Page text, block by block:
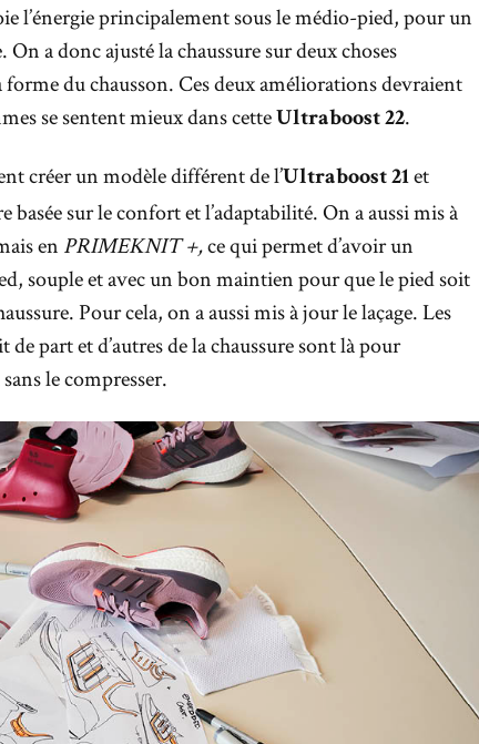
l’énergie principalement sous le médio-pied, pour un
a donc ajusté la chaussure sur deux choses
du chausson. Ces deux améliorations devraient
se sentent mieux dans cette Ultraboost 22.
créer un modèle différent de l’Ultraboost 21 et
basée sur le confort et l’adaptabilité. On a aussi mis à
en PRIMEKNIT +,ce qui permet d’avoir un
souple et avec un bon maintien pour que le pied soit
Pour cela, on a aussi mis à jour le laçage. Les
de part et d’autres de la chaussure sont là pour
le compresser.